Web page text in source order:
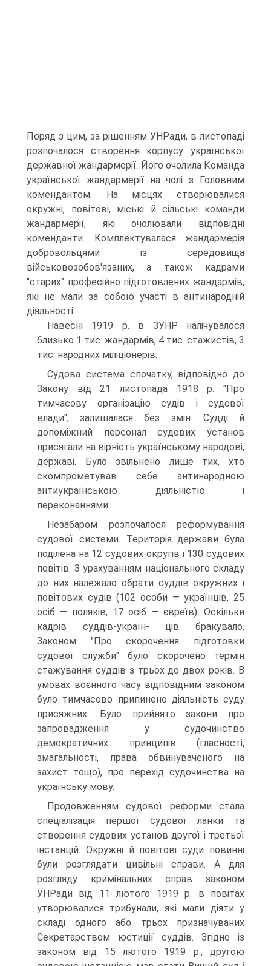
Поряд з цим, за рішенням УНРади, в листопаді
розпочалося створення корпусу української
державної жандармерії. Його очолила Команда
української жандармерії на чолі з Головним
комендантом. На місцях створювалися
окружні, повітові, міські й сільські команди
жандармерії, які очолювали відповідні
коменданти. Комплектувалася жандармерія
добровольцями із середовища
військовозобов'язаних, а також кадрами
"старих" професійно підготовлених жандармів,
які не мали за собою участі в антинародній
діяльності.
Навесні 1919 р. в ЗУНР налічувалося
близько 1 тис. жандармів, 4 тис. стажистів, 3
тис. народних міліціонерів.
Судова система спочатку, відповідно до
Закону від 21 листопада 1918 р. "Про
тимчасову організацію судів і судової
влади", залишалася без змін. Судді й
допоміжний персонал судових установ
присягали на вірність українському народові,
державі. Було звільнено лише тих, хто
скомпрометував себе антинародною
антиукраїнською діяльністю і
переконаннями.
Незабаром розпочалося реформування
судової системи. Територія держави була
поділена на 12 судових округів і 130 судових
повітів. З урахуванням національного складу
до них належало обрати суддів окружних і
повітових судів (102 особи — українців, 25
осіб — поляків, 17 осіб — євреїв). Оскільки
кадрів суддів-україн- ців бракувало,
Законом "Про скорочення підготовки
судової служби" було скорочено термін
стажування суддів з трьох до двох років. В
умовах воєнного часу відповідним законом
було тимчасово припинено діяльність суду
присяжних. Було прийнято закони про
запровадження у судочинство
демократичних принципів (гласності,
змагальності, права обвинуваченого на
захист тощо), про перехід судочинства на
українську мову.
Продовженням судової реформи стала
спеціалізація першої судової ланки та
створення судових установ другої і третьої
інстанцій. Окружні й повітові суди повинні
були розглядати цивільні справи. А для
розгляду кримінальних справ законом
УНРади від 11 лютого 1919 р. в повітах
утворювалися трибунали, які мали діяти у
складі одного або трьох призначуваних
Секретарством юстиції суддів. Згідно із
законом від 15 лютого 1919 р., другою